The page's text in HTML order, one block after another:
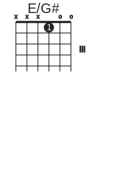
E/G#
x x x
1
o o